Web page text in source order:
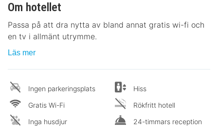
Om hotellet
Passa på att dra nytta av bland annat gratis wi-fi och
en tv i allmänt utrymme.
Läs mer
Ingen parkeringsplats
Gratis Wi-Fi
Inga husdjur
Hiss
Rökfritt hotell
24-timmars reception